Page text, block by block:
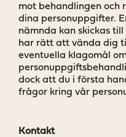
mot behandlingen
dina personuppgifter.
nämnda kan skickas till
har rätt att vända dig
eventuella klagomål
dock att du i första
frågor kring vår
Kontakt